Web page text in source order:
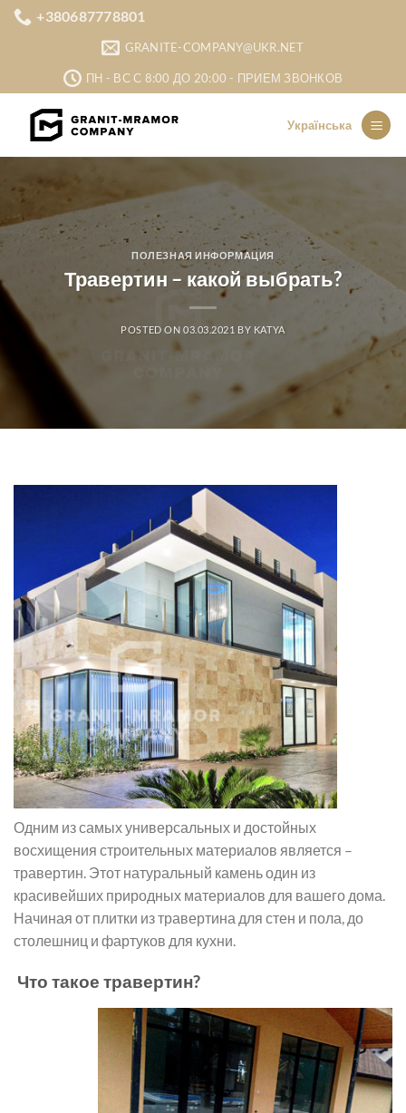
Skip
+380687778801
GRANITE-COMPANY@UKR.NET
ПН - ВС С 8:00 ДО 20:00 - ПРИЕМ ЗВОНКОВ
Українська
ПОЛЕЗНАЯ ИНФОРМАЦИЯ
Травертин – какой выбрать?
POSTED ON 03.03.2021 BY KATYA
Одним из самых универсальных и достойных
восхищения строительных материалов является –
травертин. Этот натуральный камень один из
красивейших природных материалов для вашего дома.
Начиная от плитки из травертина для стен и пола, до
столешниц и фартуков для кухни.
Что такое травертин?